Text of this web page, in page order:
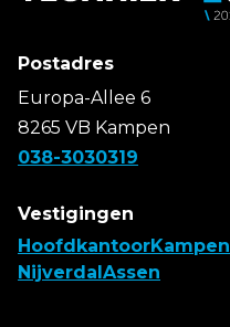
Postadres
Europa-Allee 6
8265 VB Kampen
038-3030319
Vestigingen
HoofdkantoorKampen
Nijverdal Assen